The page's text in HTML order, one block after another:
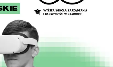
Studia podyplomowe i kursy
Student